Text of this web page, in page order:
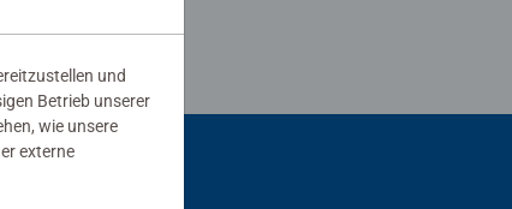
und
Betrieb unserer
wie unsere
externe